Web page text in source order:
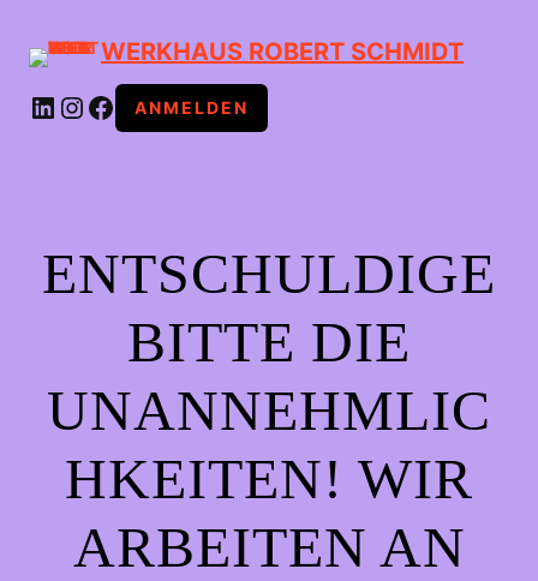
WERKHAUS ROBERT SCHMIDT
LINKEDIN INSTAGRAMFACEBOOK ANMELDEN
ENTSCHULDIGE
BITTE DIE
UNANNEHMLIC
HKEITEN! WIR
ARBEITEN AN